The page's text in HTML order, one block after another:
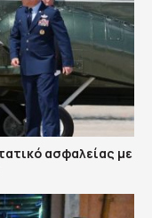
ασφαλείας με